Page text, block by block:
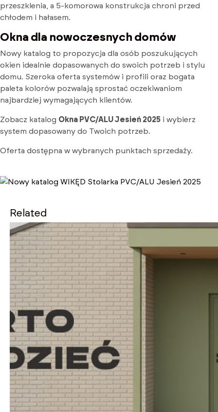
przeszklenia, a 5-komorowa konstrukcja chroni przed
chłodem i hałasem.
Okna dla nowoczesnych domów
Nowy katalog to propozycja dla osób poszukujących
okien idealnie dopasowanych do swoich potrzeb i stylu
domu. Szeroka oferta systemów i profili oraz bogata
paleta kolorów pozwalają sprostać oczekiwaniom
najbardziej wymagających klientów.
Zobacz katalog Okna PVC/ALU Jesień 2025 i wybierz
system dopasowany do Twoich potrzeb.
Oferta dostępna w wybranych punktach sprzedaży.
Related